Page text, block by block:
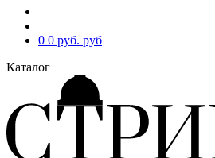
0 0 руб. руб
Каталог